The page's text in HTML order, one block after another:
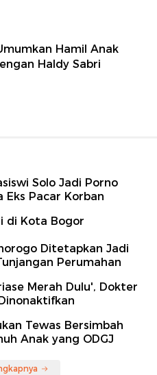
Hamil Anak
Haldy Sabri
Solo Jadi Porno
Eks Pacar Korban
di Kota Bogor
Ditetapkan Jadi
Perumahan
Merah Dulu', Dokter
Tewas Bersimbah
Anak yang ODGJ